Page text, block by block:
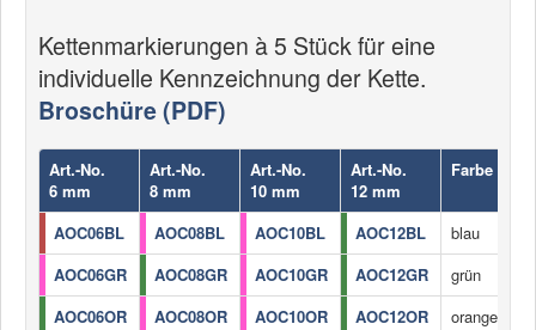
Kettenmarkierungen à 5 Stück für eine
individuelle Kennzeichnung der Kette.
Broschüre (PDF)
Art.-No.
6 mm
Art.-No.
8 mm
Art.-No.
10 mm
Art.-No.
12 mm
Farbe
AOC06BL AOC08BL AOC10BL AOC12BL
blau
AOC06GR
AOC08GR AOC10GR AOC12GR
grün
AOC06OR
AOC08OR AOC10OR AOC12OR
orange